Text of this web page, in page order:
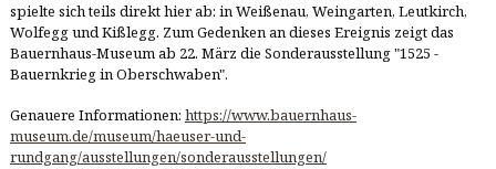
spielte sich teils direkt hier ab: in Weißenau, Weingarten, Leutkirch,
Wolfegg und Kißlegg. Zum Gedenken an dieses Ereignis zeigt das
Bauernhaus-Museum ab 22. März die Sonderausstellung "1525 -
Bauernkrieg in Oberschwaben".
Genauere Informationen: https://www.bauernhaus-
museum.de/museum/haeuser-und-
rundgang/ausstellungen/sonderausstellungen/